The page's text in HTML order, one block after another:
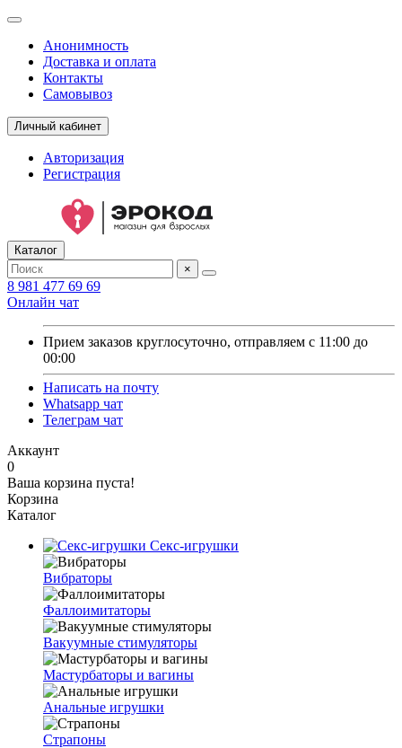
Анонимность
Доставка и оплата
Контакты
Самовывоз
Личный кабинет
Авторизация
Регистрация
Каталог
×
8 981 477 69 69
Онлайн чат
Прием заказов круглосуточно, отправляем с 11:00 до
00:00
Написать на почту
Whatsapp чат
Телеграм чат
Аккаунт
0
Ваша корзина пуста!
Корзина
Каталог
Секс-игрушки
Вибраторы
Фаллоимитаторы
Вакуумные стимуляторы
Мастурбаторы и вагины
Анальные игрушки
Страпоны